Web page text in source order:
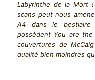
Labyrinthe de la Mort
scans peut nous
A4 dans le
possèdent You are
couvertures de
qualité bien moindres